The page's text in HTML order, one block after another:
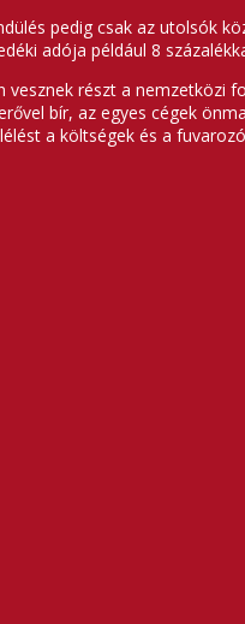
pedig csak az utolsók
adója például 8
részt a nemzetközi
bír, az egyes cégek
a költségek és a